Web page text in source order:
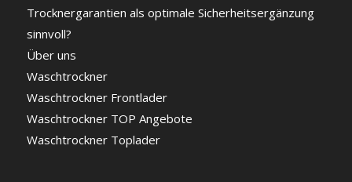
Trocknergarantien als optimale Sicherheitsergänzung
sinnvoll?
Über uns
Waschtrockner
Waschtrockner Frontlader
Waschtrockner TOP Angebote
Waschtrockner Toplader